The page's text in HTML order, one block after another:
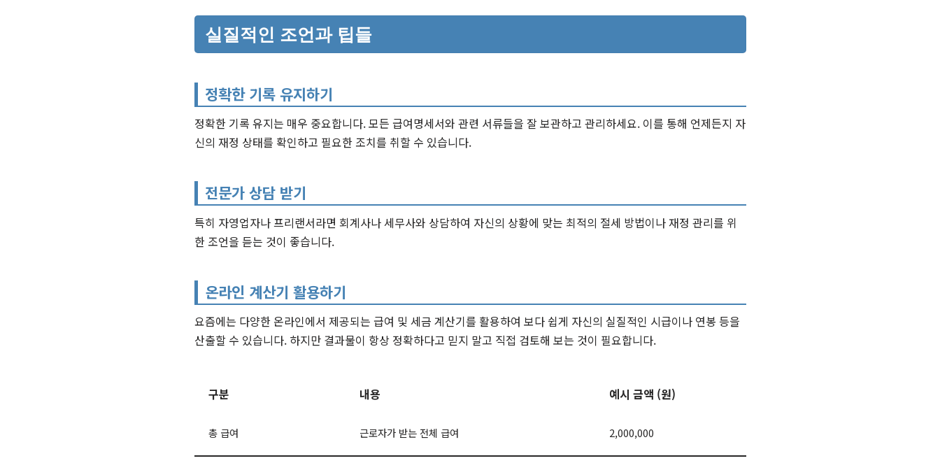
실질적인 조언과 팁들
정확한 기록 유지하기
정확한 기록 유지는 매우 중요합니다. 모든 급여명세서와 관련 서류들을 잘 보관하고 관리하세요. 이를 통해 언제든지 자
신의 재정 상태를 확인하고 필요한 조치를 취할 수 있습니다.
전문가 상담 받기
특히 자영업자나 프리랜서라면 회계사나 세무사와 상담하여 자신의 상황에 맞는 최적의 절세 방법이나 재정 관리를 위
한 조언을 듣는 것이 좋습니다.
온라인 계산기 활용하기
요즘에는 다양한 온라인에서 제공되는 급여 및 세금 계산기를 활용하여 보다 쉽게 자신의 실질적인 시급이나 연봉 등을
산출할 수 있습니다. 하지만 결과물이 항상 정확하다고 믿지 말고 직접 검토해 보는 것이 필요합니다.
구분 내용 예시 금액 (원)
총 급여 근로자가 받는 전체 급여 2,000,000